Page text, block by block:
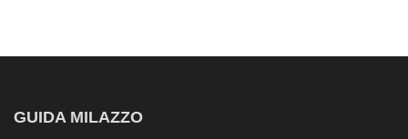
GUIDA MILAZZO